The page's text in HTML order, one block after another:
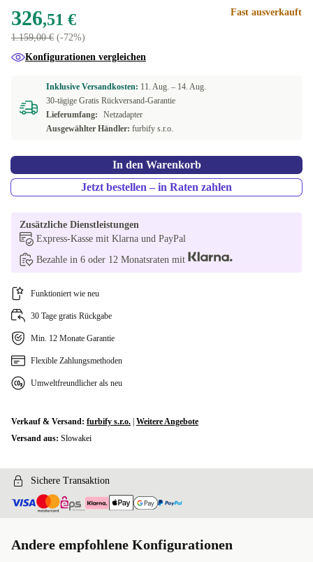
326,51 €
1.159,00 € (-72%)
Fast ausverkauft
Konfigurationen vergleichen
Inklusive Versandkosten: 11. Aug. – 14. Aug.
30-tägige Gratis Rückversand-Garantie
Lieferumfang:
Netzadapter
Ausgewählter Händler: furbify s.r.o.
In den Warenkorb
Jetzt bestellen – in Raten zahlen
Zusätzliche Dienstleistungen
Express-Kasse mit Klarna und PayPal
Bezahle in 6 oder 12 Monatsraten mit
Funktioniert wie neu
30 Tage gratis Rückgabe
Min. 12 Monate Garantie
Flexible Zahlungsmethoden
Umweltfreundlicher als neu
Verkauf & Versand: furbify s.r.o. Weitere Angebote
Versand aus: Slowakei
Sichere Transaktion
Andere empfohlene Konfigurationen